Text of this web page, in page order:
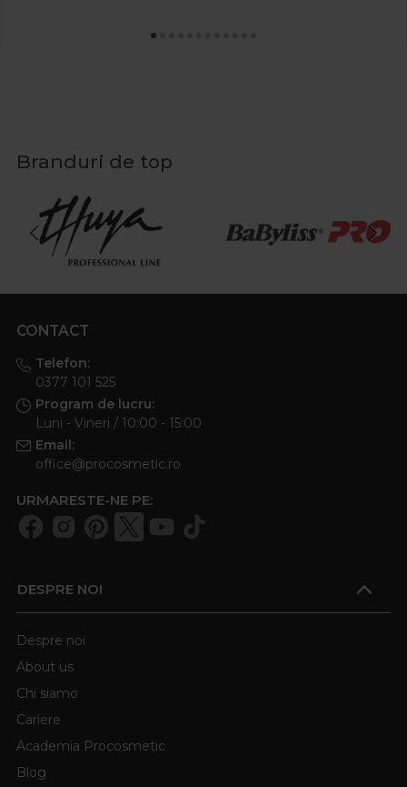
Branduri de top
CONTACT
Telefon:
0377 101 525
Program de lucru:
Luni - Vineri / 10:00 - 15:00
Email:
office@procosmetic.ro
URMARESTE-NE PE:
DESPRE NOI
Despre noi
About us
Chi siamo
Cariere
Academia Procosmetic
Blog